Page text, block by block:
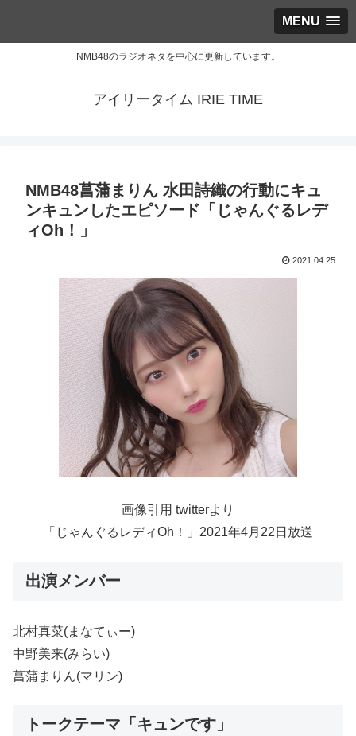
MENU
NMB48のラジオネタを中心に更新しています。
アイリータイム IRIE TIME
NMB48菖蒲まりん 水田詩織の行動にキュ
ンキュンしたエピソード「じゃんぐるレデ
ィOh！」
2021.04.25
画像引用 twitterより
「じゃんぐるレディOh！」2021年4月22日放送
出演メンバー
北村真菜(まなてぃー)
中野美来(みらい)
菖蒲まりん(マリン)
トークテーマ「キュンです」